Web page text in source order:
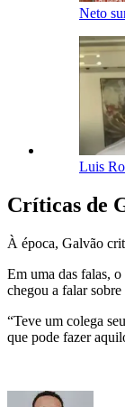
Neto
Luis
Críticas de
À época, Galvão
Em uma das falas,
chegou a falar
“Teve um colega
que pode fazer